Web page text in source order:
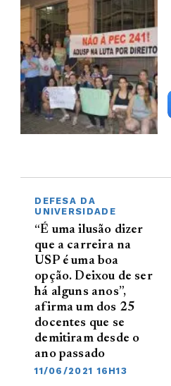
DEFESA DA
UNIVERSIDADE
“É uma ilusão dizer
que a carreira na
USP é uma boa
opção. Deixou de ser
há alguns anos”,
afirma um dos 25
docentes que se
demitiram desde o
ano passado
11/06/2021 16H13